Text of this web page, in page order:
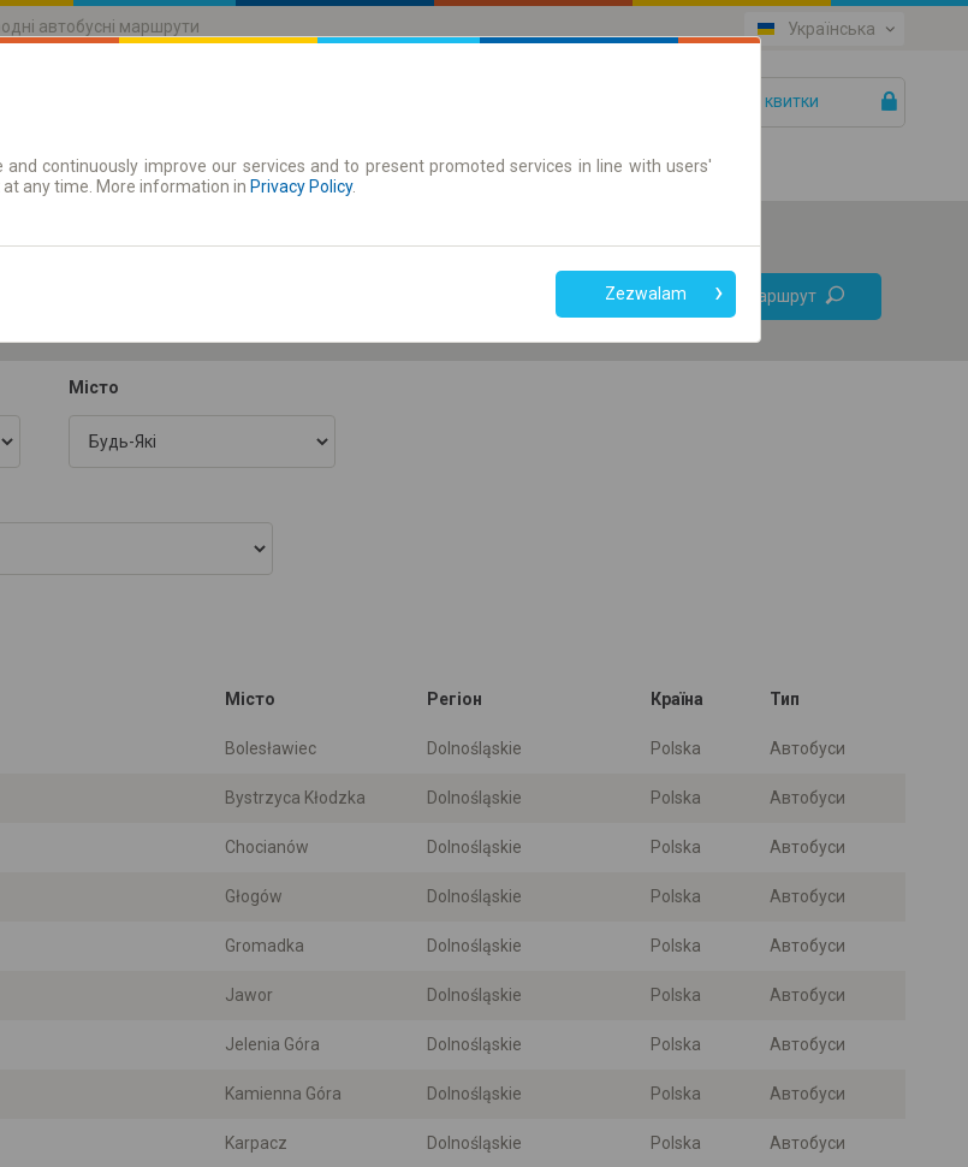
автобусні маршрути Українська
Ваші квитки
Абонементи
Тільки онлайн квиток
Знайти маршрут
Місто
Місто Регіон Країна Тип
Bolesławiec Dolnośląskie Polska Автобуси
Bystrzyca Kłodzka Dolnośląskie Polska Автобуси
Chocianów Dolnośląskie Polska Автобуси
Głogów Dolnośląskie Polska Автобуси
Gromadka Dolnośląskie Polska Автобуси
Jawor Dolnośląskie Polska Автобуси
Jelenia Góra Dolnośląskie Polska Автобуси
Kamienna Góra Dolnośląskie Polska Автобуси
Karpacz Dolnośląskie Polska Автобуси
continuously improve our services and to present promoted services in line with users'
any time. More information in Privacy Policy.
Zezwalam